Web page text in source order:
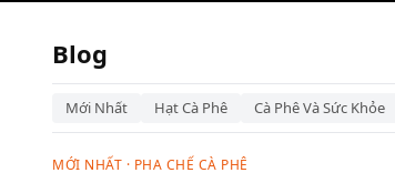
Blog
Mới Nhất Hạt Cà Phê Cà Phê Và Sức Khỏe
MỚI NHẤT · PHA CHẾ CÀ PHÊ